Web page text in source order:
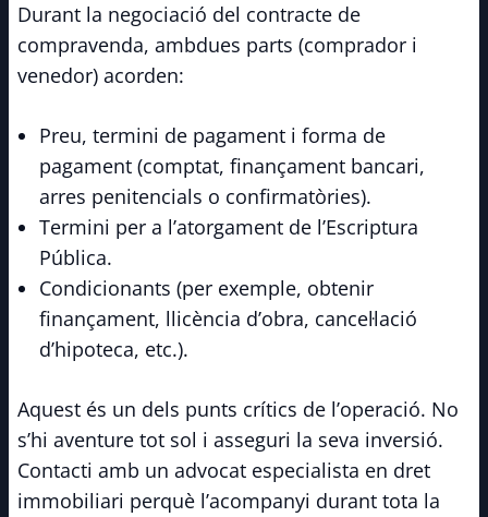
Durant la negociació del contracte de
compravenda, ambdues parts (comprador i
venedor) acorden:
Preu, termini de pagament i forma de
pagament (comptat, finançament bancari,
arres penitencials o confirmatòries).
Termini per a l’atorgament de l’Escriptura
Pública.
Condicionants (per exemple, obtenir
finançament, llicència d’obra, cancel·lació
d’hipoteca, etc.).
Aquest és un dels punts crítics de l’operació. No
s’hi aventure tot sol i asseguri la seva inversió.
Contacti amb un advocat especialista en dret
immobiliari perquè l’acompanyi durant tota la